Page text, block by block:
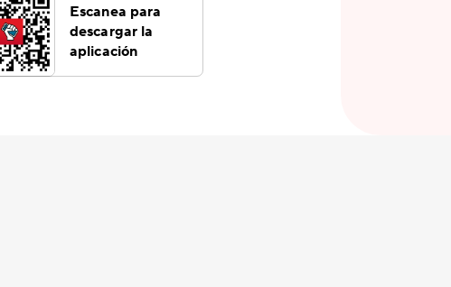
Escanea para
descargar la
aplicación